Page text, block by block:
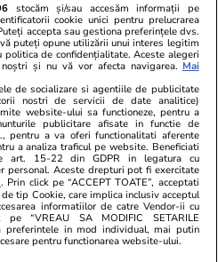
18 iul.
cum să
16:09
stocăm și/sau accesăm informații pe
cookie unici pentru prelucrarea
accepta sau gestiona preferințele dvs.
puteți opune utilizării unui interes legitim
politica de confidențialitate. Aceste alegeri
și nu vă vor afecta navigarea. Mai
de socializare si agentiile de publicitate
nostri de servicii de date analitice)
website-ului sa functioneze, pentru a
publicitare afisate in functie de
pentru a va oferi functionalitati aferente
a analiza traficul pe website. Beneficiati
art. 15-22 din GDPR in legatura cu
personal. Aceste drepturi pot fi exercitate
. Prin click pe “ACCEPT TOATE”, acceptati
tip Cookie, care implica inclusiv acceptul
informatiilor de catre Vendor-ii cu
“VREAU SA MODIFIC SETARILE
preferintele in mod individual, mai putin
pentru functionarea website-ului.